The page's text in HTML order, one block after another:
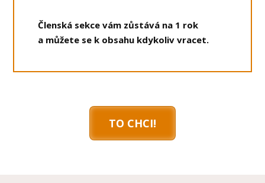
Členská sekce vám zůstává na 1 rok
a můžete se k obsahu kdykoliv vracet.
TO CHCI!